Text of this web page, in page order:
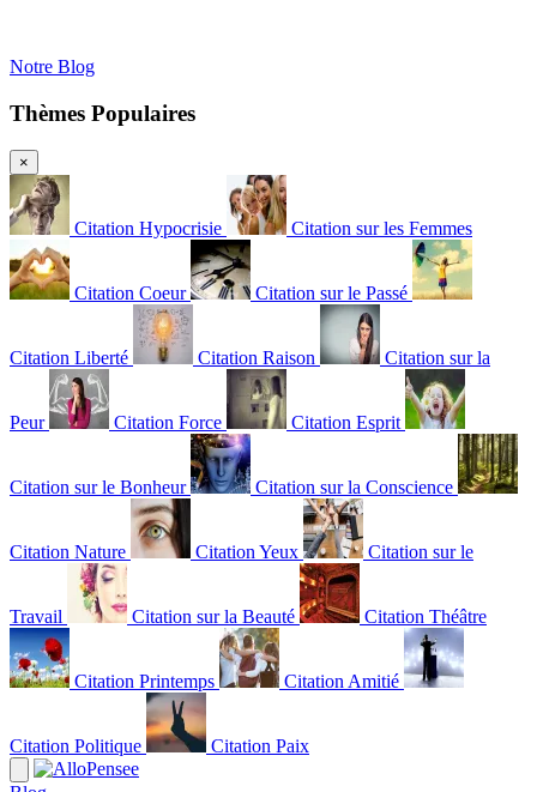
Notre Blog
Thèmes Populaires
×
Citation Hypocrisie Citation sur les Femmes
Citation Coeur Citation sur le Passé
Citation Liberté Citation Raison Citation sur la
Peur Citation Force Citation Esprit
Citation sur le Bonheur Citation sur la Conscience
Citation Nature Citation Yeux Citation sur le
Travail Citation sur la Beauté Citation Théâtre
Citation Printemps Citation Amitié
Citation Politique Citation Paix